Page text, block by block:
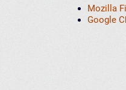
Mozilla
Google